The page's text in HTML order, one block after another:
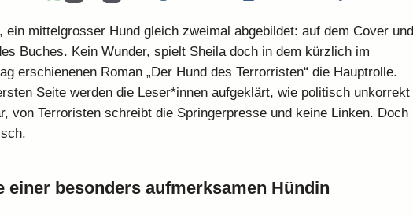
ein mittelgrosser Hund gleich zweimal abgebildet: auf dem Cover und
Buches. Kein Wunder, spielt Sheila doch in dem kürzlich im
erschienenen Roman „Der Hund des Terrorristen“ die Hauptrolle.
Seite werden die Leser*innen aufgeklärt, wie politisch unkorrekt
von Terroristen schreibt die Springerpresse und keine Linken. Doch
einer besonders aufmerksamen Hündin